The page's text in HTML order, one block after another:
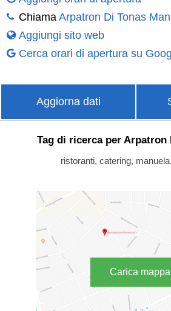
Chiama Arpatron Di Tonas
Aggiungi sito web
Cerca orari di apertura su
Aggiorna dati
Tag di ricerca per Arpatron
ristoranti, catering,
Carica mappa